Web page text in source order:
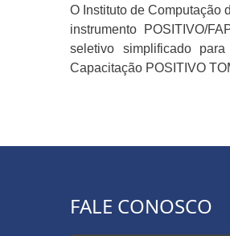
O Instituto de Computação
instrumento POSITIVO/
seletivo simplificado
Capacitação POSITIVO
FALE CONOSCO